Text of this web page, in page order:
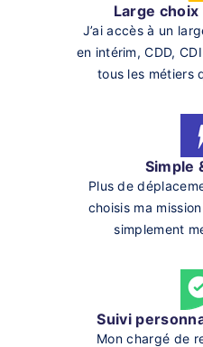
Large
J’ai accès à un
en intérim, CDD,
tous les métiers
Simple
Plus de
choisis ma
simplement
Suivi
Mon chargé de